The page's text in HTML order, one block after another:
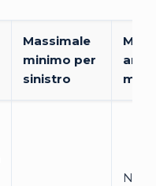
Massimale
minimo per
sinistro
Non